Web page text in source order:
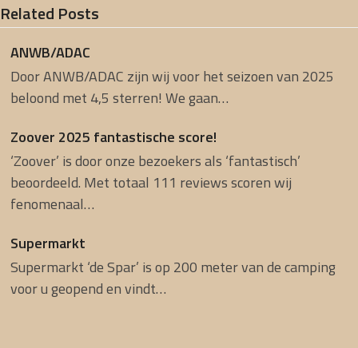
Related Posts
ANWB/ADAC
Door ANWB/ADAC zijn wij voor het seizoen van 2025
beloond met 4,5 sterren! We gaan…
Zoover 2025 fantastische score!
‘Zoover’ is door onze bezoekers als ‘fantastisch’
beoordeeld. Met totaal 111 reviews scoren wij
fenomenaal…
Supermarkt
Supermarkt ‘de Spar’ is op 200 meter van de camping
voor u geopend en vindt…